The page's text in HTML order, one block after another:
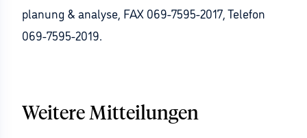
planung & analyse, FAX 069-7595-2017, Telefon
069-7595-2019.
Weitere Mitteilungen